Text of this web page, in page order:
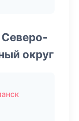
Северо-
округ